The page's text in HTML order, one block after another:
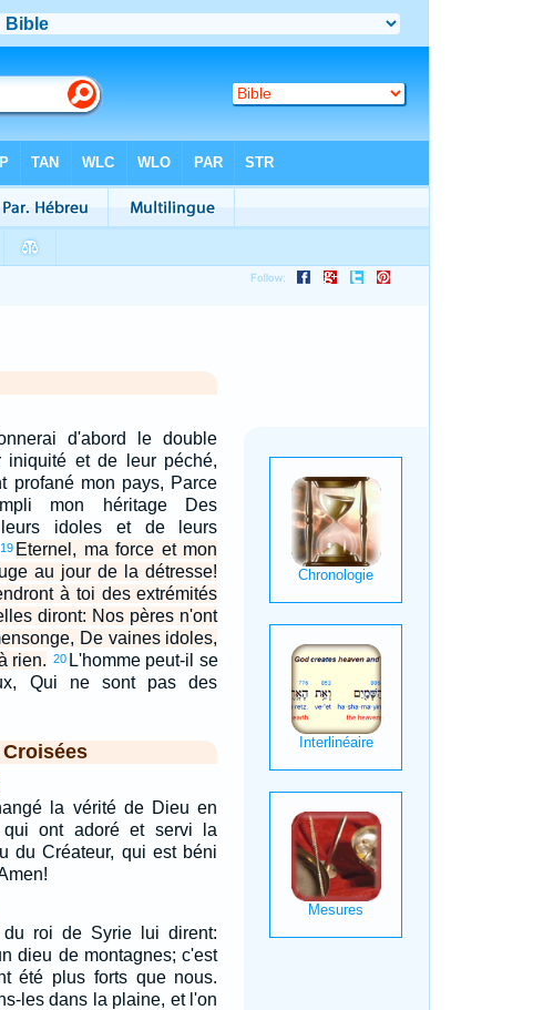
d'abord le double
iniquité et de leur péché,
profané mon pays, Parce
mon héritage Des
idoles et de leurs
19 Eternel, ma force et mon
au jour de la détresse!
à toi des extrémités
diront: Nos pères n'ont
De vaines idoles,
rien. 20 L'homme peut-il se
Qui ne sont pas des
la vérité de Dieu en
qui ont adoré et servi la
du Créateur, qui est béni
du roi de Syrie lui dirent:
dieu de montagnes; c'est
été plus forts que nous.
les dans la plaine, et l'on